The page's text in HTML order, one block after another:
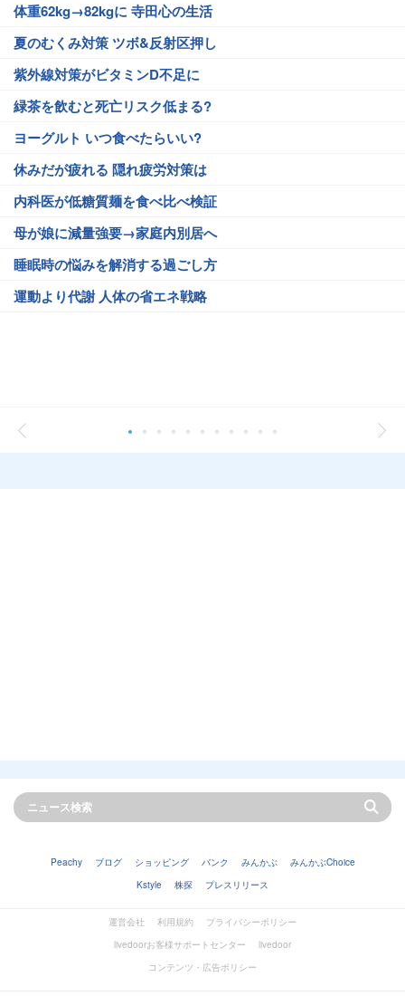
体重62kg→82kgに 寺田心の生活
夏のむくみ対策 ツボ&反射区押し
紫外線対策がビタミンD不足に
緑茶を飲むと死亡リスク低まる?
ヨーグルト いつ食べたらいい?
休みだが疲れる 隠れ疲労対策は
内科医が低糖質麺を食べ比べ検証
母が娘に減量強要→家庭内別居へ
睡眠時の悩みを解消する過ごし方
運動より代謝 人体の省エネ戦略
Peachy ブログ ショッピング バンク みんかぶ
みんかぶChoice
Kstyle
株探 プレスリリース
運営会社 利用規約
プライバシーポリシー
livedoorお客様サポートセンター
livedoor
コンテンツ・広告ポリシー